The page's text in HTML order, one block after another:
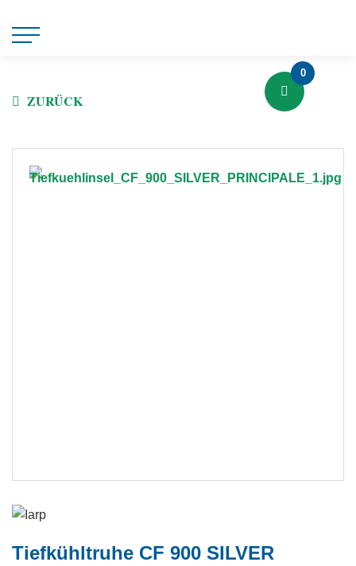
0
ZURÜCK
Tiefkühltruhe CF 900 SILVER